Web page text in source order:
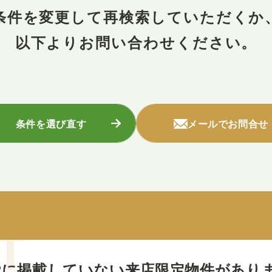
件を変更して再検索していただくか、
以下よりお問い合わせください。
条件を選び直す メールでお問合せ